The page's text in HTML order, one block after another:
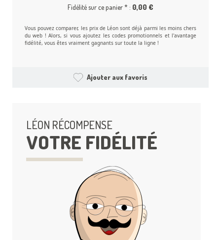
Fidélité sur ce panier * : 0,00 €
Vous pouvez comparer, les prix de Léon sont déjà parmi les moins chers
du web ! Alors, si vous ajoutez les codes promotionnels et l'avantage
fidélité, vous êtes vraiment gagnants sur toute la ligne !
Ajouter aux favoris
LÉON RÉCOMPENSE
VOTRE FIDÉLITÉ